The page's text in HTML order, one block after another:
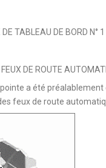
TABLEAU DE BORD N° 1
DE ROUTE
a été
feux de route